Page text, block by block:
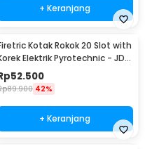
+ Keranjang
Kotak Rokok 20 Slot with
Elektrik Pyrotechnic - JD-
52.500
89.900 42%
+ Keranjang